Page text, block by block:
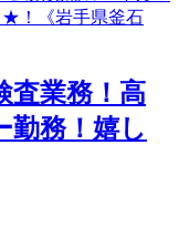
査業務！高
勤務！嬉し